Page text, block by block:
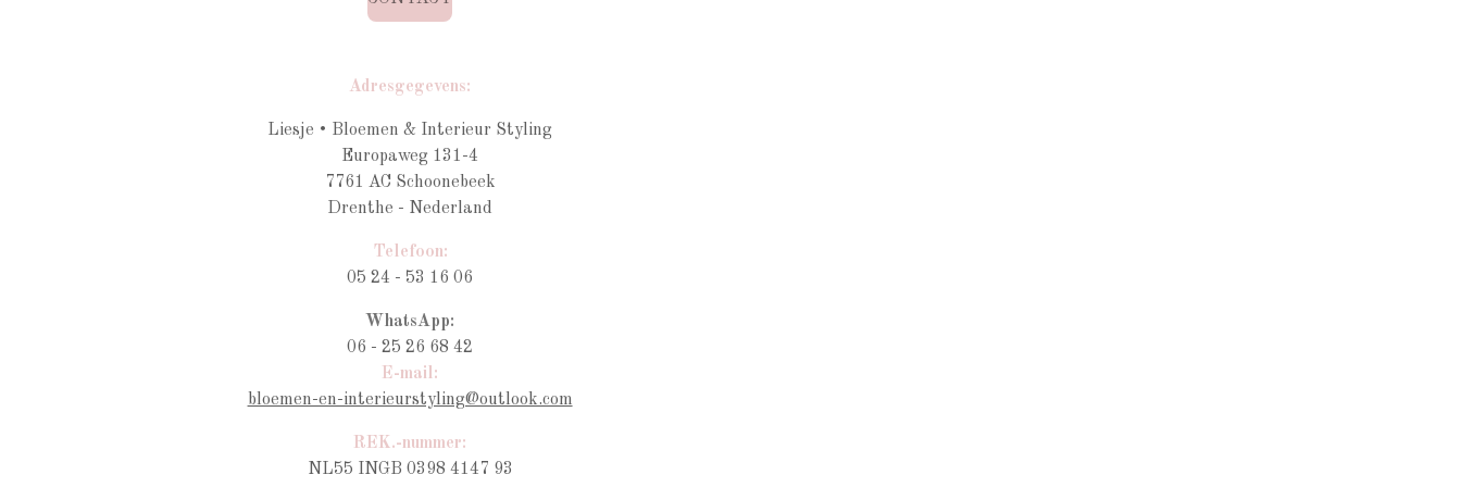
Adresgegevens:
Liesje • Bloemen & Interieur Styling
Europaweg 131-4
7761 AC Schoonebeek
Drenthe - Nederland
Telefoon:
05 24 - 53 16 06
WhatsApp:
06 - 25 26 68 42
E-mail:
bloemen-en-interieurstyling@outlook.com
REK.-nummer:
NL55 INGB 0398 4147 93